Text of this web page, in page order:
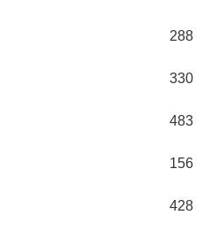
288
330
483
156
428